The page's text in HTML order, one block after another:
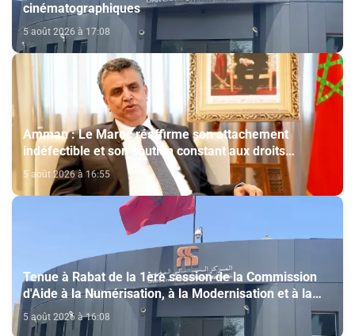
cinématographiques
5 août 2026 à 17:08
Amman : Le Maroc réaffirme son attachement
indéfectible et son soutien constant aux droits
légitimes du peuple palestinien
5 août 2026 à 16:55
Tenue à Rabat de la 1ère session de la Commission
d'Aide à la Numérisation, à la Modernisation et à la
Création des Salles de Cinéma au titre de l'année
2026
5 août 2026 à 16:08